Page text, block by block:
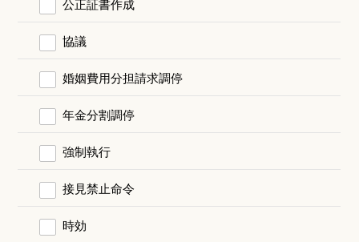
公正証書作成
協議
婚姻費用分担請求調停
年金分割調停
強制執行
接見禁止命令
時効